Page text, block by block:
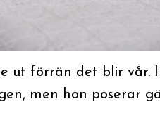
ut förrän det blir vår.
men hon poserar